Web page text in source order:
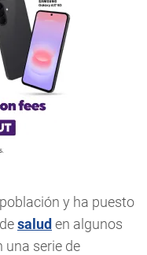
y ha puesto
salud en algunos
una serie de